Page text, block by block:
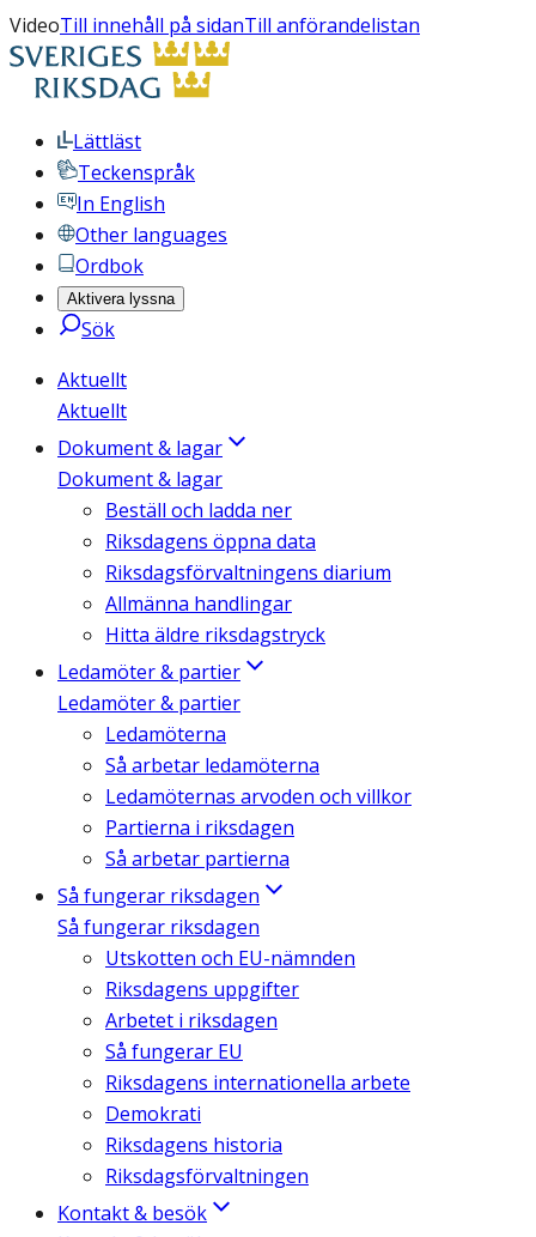
VideoTill innehåll på sidanTill anförandelistan
Lättläst
Teckenspråk
In English
Other languages
Ordbok
Aktivera lyssna
Sök
Aktuellt
Aktuellt
Dokument & lagar
Dokument & lagar
Beställ och ladda ner
Riksdagens öppna data
Riksdagsförvaltningens diarium
Allmänna handlingar
Hitta äldre riksdagstryck
Ledamöter & partier
Ledamöter & partier
Ledamöterna
Så arbetar ledamöterna
Ledamöternas arvoden och villkor
Partierna i riksdagen
Så arbetar partierna
Så fungerar riksdagen
Så fungerar riksdagen
Utskotten och EU-nämnden
Riksdagens uppgifter
Arbetet i riksdagen
Så fungerar EU
Riksdagens internationella arbete
Demokrati
Riksdagens historia
Riksdagsförvaltningen
Kontakt & besök